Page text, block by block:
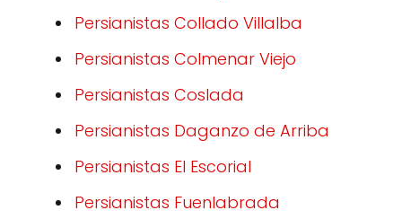
Persianistas Collado Villalba
Persianistas Colmenar Viejo
Persianistas Coslada
Persianistas Daganzo de Arriba
Persianistas El Escorial
Persianistas Fuenlabrada